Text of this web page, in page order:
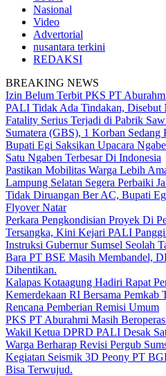
Nasional
Video
Advertorial
nusantara terkini
REDAKSI
BREAKING NEWS
Izin Belum Terbit PKS PT
PALI Tidak Ada Tindakan, Disebut
Fatality Serius Terjadi di Pabrik
Sumatera (GBS), 1 Korban Sedang
Bupati Egi Saksikan Upacara
Satu Ngaben Terbesar Di Indonesia
Pastikan Mobilitas Warga Lebih
Lampung Selatan Segera Perbaiki
Tidak Diruangan Ber AC, Bupati
Flyover Natar
Perkara Pengkondisian Proyek Di
Tersangka, Kini Kejari PALI
Instruksi Gubernur Sumsel Seolah
Bara PT BSE Masih Membandel,
Dihentikan.
Kalapas Kotaagung Hadiri Rapat
Kemerdekaan RI Bersama Pemkab
Rencana Pemberian Remisi Umum
PKS PT Aburahmi Masih
Wakil Ketua DPRD PALI Desak
Warga Berharap Revisi Pergub
Kegiatan Seismik 3D Peony PT
Bisa Terwujud.